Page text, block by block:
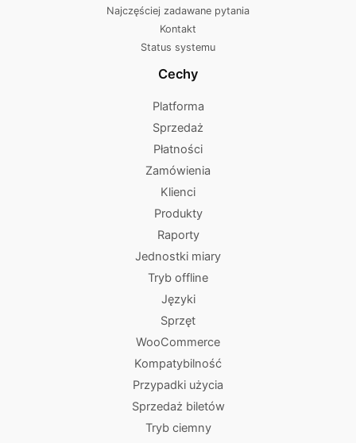
Najczęściej zadawane pytania
Kontakt
Status systemu
Cechy
Platforma
Sprzedaż
Płatności
Zamówienia
Klienci
Produkty
Raporty
Jednostki miary
Tryb offline
Języki
Sprzęt
WooCommerce
Kompatybilność
Przypadki użycia
Sprzedaż biletów
Tryb ciemny